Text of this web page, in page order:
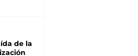
de la